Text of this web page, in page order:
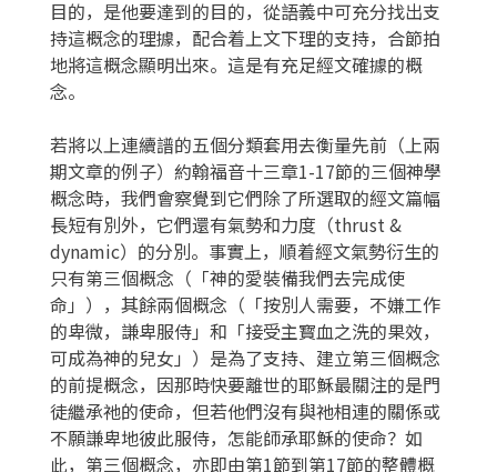
目的，是他要達到的目的，從語義中可充分找出支
持這概念的理據，配合着上文下理的支持，合節拍
地將這概念顯明出來。這是有充足經文確據的概
念。
若將以上連續譜的五個分類套用去衡量先前（上兩
期文章的例子）約翰福音十三章1-17節的三個神學
概念時，我們會察覺到它們除了所選取的經文篇幅
長短有別外，它們還有氣勢和力度（thrust &
dynamic）的分別。事實上，順着經文氣勢衍生的
只有第三個概念（「神的愛裝備我們去完成使
命」），其餘兩個概念（「按別人需要，不嫌工作
的卑微，謙卑服侍」和「接受主寳血之洗的果效，
可成為神的兒女」）是為了支持、建立第三個概念
的前提概念，因那時快要離世的耶穌最關注的是門
徒繼承祂的使命，但若他們沒有與祂相連的關係或
不願謙卑地彼此服侍，怎能師承耶穌的使命？如
此，第三個概念，亦即由第1節到第17節的整體概